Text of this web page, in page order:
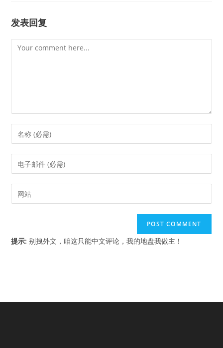
发表回复
Comment
Enter
your
name
comment
Enter
your
email
address
Enter
your
(optional)
提示: 别拽外文，咱这只能中文评论，我的地盘我做主！